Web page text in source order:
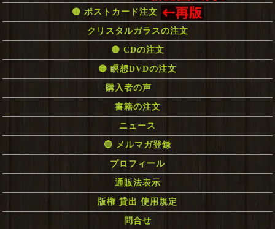
🟡 ポストカード注文
クリスタルガラスの注文
🟡 CDの注文
🟡 瞑想DVDの注文
購入者の声
書籍の注文
ニュース
🔵 メルマガ登録
プロフィール
通販法表示
版権 貸出 使用規定
問合せ